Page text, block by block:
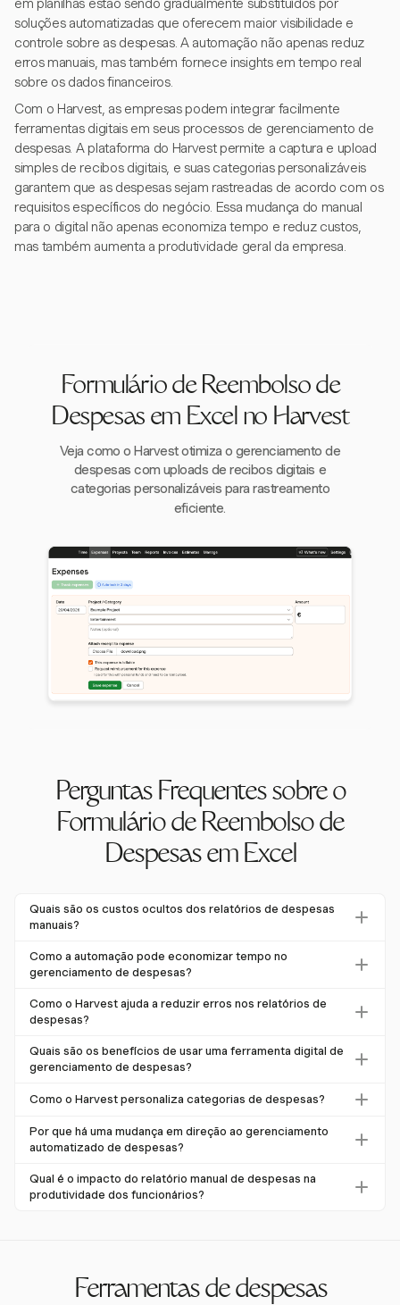
em planilhas estão sendo gradualmente substituídos por
soluções automatizadas que oferecem maior visibilidade e
controle sobre as despesas. A automação não apenas reduz
erros manuais, mas também fornece insights em tempo real
sobre os dados financeiros.
Com o Harvest, as empresas podem integrar facilmente
ferramentas digitais em seus processos de gerenciamento de
despesas. A plataforma do Harvest permite a captura e upload
simples de recibos digitais, e suas categorias personalizáveis
garantem que as despesas sejam rastreadas de acordo com os
requisitos específicos do negócio. Essa mudança do manual
para o digital não apenas economiza tempo e reduz custos,
mas também aumenta a produtividade geral da empresa.
Formulário de Reembolso de
Despesas em Excel no Harvest
Veja como o Harvest otimiza o gerenciamento de
despesas com uploads de recibos digitais e
categorias personalizáveis para rastreamento
eficiente.
Perguntas Frequentes sobre o
Formulário de Reembolso de
Despesas em Excel
Quais são os custos ocultos dos relatórios de despesas
manuais?
Os relatórios de despesas manuais podem ser
surpreendentemente caros, com cada relatório custando
também são comuns, com uma taxa de erro de 1,6%,
cada um custando R$ 52 para corrigir.
Como a automação pode economizar tempo no
gerenciamento de despesas?
A automação reduz significativamente o tempo gasto no
gerenciamento de despesas. Por exemplo, uma empresa
automatizadas, incluindo ferramentas como o Harvest.
Como o Harvest ajuda a reduzir erros nos relatórios de
despesas?
O Harvest reduz erros permitindo que os usuários façam
upload de recibos digitais e automatizem a categorização
conformidade com as regulamentações financeiras.
Quais são os benefícios de usar uma ferramenta digital de
gerenciamento de despesas?
Ferramentas digitais, como o Harvest, aumentam a
tempo real. Elas otimizam processos e ajudam a manter a
conformidade, economizando tempo e dinheiro.
Como o Harvest personaliza categorias de despesas?
O Harvest permite que os administradores criem e
gerenciem categorias de despesas personalizadas
garantindo rastreamento e relatórios precisos.
Por que há uma mudança em direção ao gerenciamento
automatizado de despesas?
A mudança em direção à automação é impulsionada pela
necessidade de eficiência e precisão. Ferramentas
Qual é o impacto do relatório manual de despesas na
produtividade dos funcionários?
mais valiosas.Ferramentas de despesas